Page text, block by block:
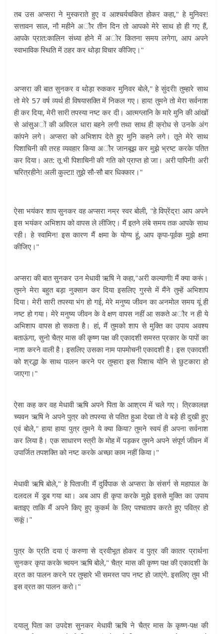
तब उस अप्सरा ने मुस्कराते हुए व आश्चर्यचकित होकर कहा," हे मुनिवर!
सत्तावन साल, नौ महीने अौर तीन दिन तो आपको मेरे साथ हो ही गए हैं,
आपके प्रात:कालिन संध्या होने में अोर कितना समय लगेगा, आप अपने
स्वाभाविक स्थिति में ठहर कर थोड़ा विचार कीजिए।"
अप्सरा की बात सुनकर व थोड़ा रुककर मुनिवर बोले," हे सुंदरी! तुम्हारे साथ
तो मेरे 57 वर्ष व्यर्थ ही विषयासक्ति में निकल गए। हाय! तुमने तो मेरा सर्वनाश
ही कर दिया, मेरी सारी तपस्या नष्ट कर दी। आत्मग्लानि के मारे मुनि की आंखों
से आंसुअों की अविरल धारा बहने लगी तथा साथ ही क्रोध से उनके अंग
कांपने लगे। अप्सरा को अभिशाप देते हुए मुनि कहने लगे। तूने मेरे साथ
पिशाचिनी की तरह व्यवहार किया अौर जानबूझ कर मुझे भ्रष्ट करके पतित
कर दिया। अत: तू भी पिशाचिनी की गति को प्राप्त हो जा। अरी पापिनी! अरी
चरित्रहीने! अली कुल्टा! तुझे सौ-सौ बार धिक्कार।"
ऐसा भयंकर शाप सुनकर वह अप्सरा नम्र स्वर बोली, "हे विप्रेंद्र! आप अपने
इस भयंकर अभिशाप को वापस ले लीजिए। मैं इतने लंबे समय तक आपके साथ
रही। हे स्वामिन! इस कारण मैं क्षमा के योग्य हूं, आप कृपा-पूर्वक मुझे क्षमा
कीजिए।"
अप्सरा की बात सुनकर उन मेधावी ऋषि ने कहा,"अरी कल्याणी! मैं क्या करूं।
तुमने मेरा बहुत बड़ा नुक्सान कर दिया इसलिए गुस्से में मैंने तुम्हें अभिशाप
दिया। मेरी सारी तपस्या भंग हो गई, मेरे मनुष्य जीवन का अनमोल समय यूं ही
नष्ट हो गया। मेरे मनुष्य जीवन के वे क्षण वापस नहीं आ सकते अौर न ही ये
अभिशाप वापस हो सकता है। हां, मैं तुमको शाप से मुक्ति का उपाय अवश्य
बताऊंगा, सुनो चैत्र मास की कृष्ण पक्ष की एकादशी समस्त प्रकार के पापों का
नाश करने वाली है। इसलिए उसका नाम पापमोचनी एकादशी है। इस एकादशी
को श्रद्धा के साथ पालन करने पर तुम्हारा इस पिशाच योनि से छुटकारा हो
जाएगा।"
ऐसा कह कर वह मेधावी ऋषि अपने पिता के आश्रम में चले गए। त्रिकालज्ञ
च्यवन ऋषि ने अपने पुत्र को तपस्या से पतित हुआ देखा तो वे बड़े ही दुखी हुए
एवं बोले," हाय! हाय! पुत्र तुमने ये क्या किया? तुमने स्वयं ही अपना सर्वनाश
कर लिया है। एक साधारण स्त्री के मोह में पड़कर तुमने अपने संपूर्ण जीवन में
उपार्जित तपशक्ति को नष्ट करके अच्छा काम नहीं किया।"
मेधावी ऋषि बोले," हे पिताजी! मैं दुर्विपाक से अप्सरा के संसर्ग से महापाल के
दलदल में डूब गया था। अब आप ही कृपा करके मुझे इससे मुक्ति का उपाय
बताइए ताकि मैं अपने किए हुए कुकर्म के लिए पश्चाताप करते हुए पवित्र हो
सकूं।"
पुत्र के प्रति दया एं करुणा से द्रवीभूत होकर व पुत्र की कातर प्रार्थना
सुनकर कृपा करके च्वयन ऋषि बोले," चैत्र मास की कृष्ण पक्ष की एकादशी के
व्रत का पालन करने पर तुम्हारे भी समस्त पाप नष्ट हो जाएंगे. इसलिए तुम भी
इस व्रत का पालन करो।"
दयालु पिता का उपदेश सुनकर मेधावी ऋषि ने चैत्र मास के कृष्ण-पक्ष की